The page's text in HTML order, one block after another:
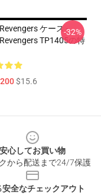
ケース -
TP1405の特
$15.6
-32%
安心してお買い物
から配送まで24/7保護
安全なチェックアウト